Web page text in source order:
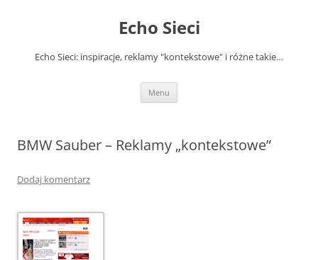
Echo Sieci
Echo Sieci: inspiracje, reklamy "kontekstowe" i różne takie…
Menu
BMW Sauber – Reklamy „kontekstowe”
Dodaj komentarz